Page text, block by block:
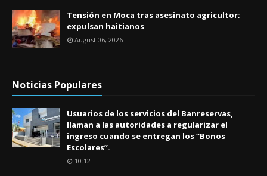
Tensión en Moca tras asesinato agricultor;
expulsan haitianos
August 06, 2026
Noticias Populares
Usuarios de los servicios del Banreservas,
llaman a las autoridades a regularizar el
ingreso cuando se entregan los “Bonos
Escolares”.
10:12